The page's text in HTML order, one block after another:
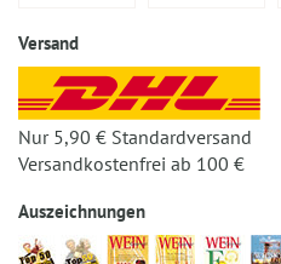
Versand
Nur 5,90 € Standardversand
Versandkostenfrei ab 100 €
Auszeichnungen